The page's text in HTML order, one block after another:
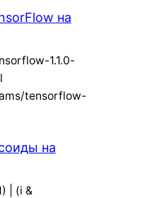
на
1.1.0-
tensorflow-
на
| (i &